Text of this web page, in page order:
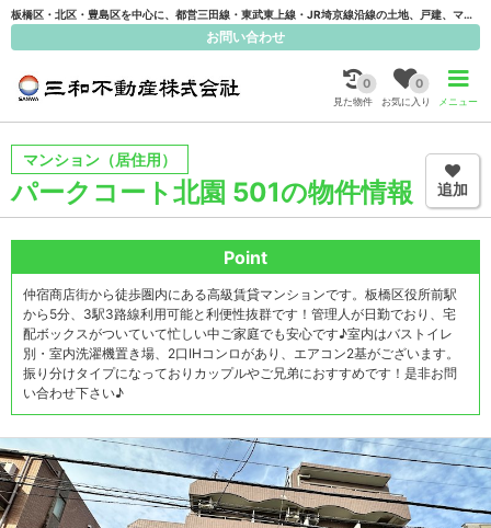
板橋区・北区・豊島区を中心に、都営三田線・東武東上線・JR埼京線沿線の土地、戸建、マンション売買、賃貸、管理は三和不動産にお任せ下さい！
お問い合わせ
0
見た物件
0
お気に入り メニュー
マンション （居住用）
パークコート北園 501の物件情報 追加
Point
仲宿商店街から徒歩圏内にある高級賃貸マンションです。板橋区役所前駅
から5分、3駅3路線利用可能と利便性抜群です！管理人が日勤でおり、宅
配ボックスがついていて忙しい中ご家庭でも安心です♪室内はバストイレ
別・室内洗濯機置き場、2口IHコンロがあり、エアコン2基がございます。
振り分けタイプになっておりカップルやご兄弟におすすめです！是非お問
い合わせ下さい♪